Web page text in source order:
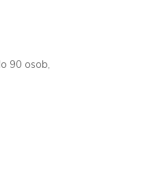
90 osob,